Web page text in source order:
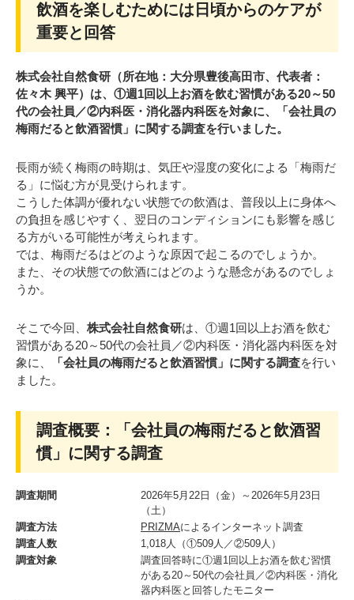
飲酒を楽しむためには日頃からのケアが
重要と回答
株式会社自然食研（所在地：大分県豊後高田市、代表者：
佐々木 興平）は、①週1回以上お酒を飲む習慣がある20～50
代の会社員／②内科医・消化器内科医を対象に、「会社員の
梅雨だると飲酒習慣」に関する調査を行いました。
長雨が続く梅雨の時期は、気圧や湿度の変化による「梅雨だ
る」に悩む方が見受けられます。
こうした体調が優れない状態での飲酒は、普段以上に身体へ
の負担を感じやすく、翌日のコンディションにも影響を感じ
る方がいる可能性が考えられます。
では、梅雨だるはどのような原因で起こるのでしょうか。
また、その状態での飲酒にはどのような懸念があるのでしょ
うか。
そこで今回、 株式会社自然食研は、①週1回以上お酒を飲む
習慣がある20～50代の会社員／②内科医・消化器内科医を対
象に、
「会社員の梅雨だると飲酒習慣」に関する調査を行い
ました。
調査概要：「会社員の梅雨だると飲酒習
慣」に関する調査
調査期間
2026年5月22日（金）～2026年5月23日
（土）
調査方法
PRIZMAによるインターネット調査
調査人数
1,018人（①509人／②509人）
調査対象
調査回答時に①週1回以上お酒を飲む習慣
がある20～50代の会社員／②内科医・消化
器内科医と回答したモニター